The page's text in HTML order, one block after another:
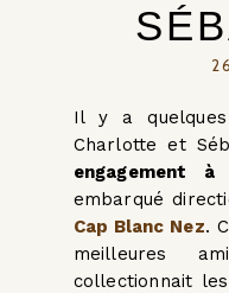
Il y a quelques
Charlotte et
engagement
embarqué
Cap Blanc Nez.
meilleures
collectionnait